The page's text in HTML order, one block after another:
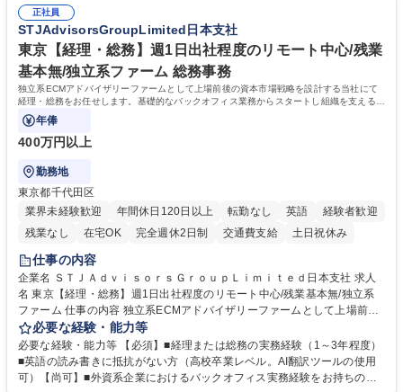
正社員
STJAdvisorsGroupLimited日本支社
東京【経理・総務】週1日出社程度のリモート中心/残業
基本無/独立系ファーム 総務事務
独立系ECMアドバイザリーファームとして上場前後の資本市場戦略を設計する当社にて
経理・総務をお任せします。基礎的なバックオフィス業務からスタートし組織を支える専
任担当として広く活躍できる環境です。
年俸
400万円以上
勤務地
東京都千代田区
業界未経験歓迎
年間休日120日以上 転勤なし 英語
経験者歓迎
残業なし
在宅OK 完全週休2日制 交通費支給 土日祝休み
仕事の内容
企業名 ＳＴＪＡｄｖｉｓｏｒｓＧｒｏｕｐＬｉｍｉｔｅｄ日本支社 求人
名 東京【経理・総務】週1日出社程度のリモート中心/残業基本無/独立系
ファーム 仕事の内容 独立系ECMアドバイザリーファームとして上場前後
の資本市場戦略を設計する当社にて経理・総務をお任せします。基礎的な
バックオフィス業務からスタートし組織を支える専任担当として広く活躍
できる環境です。 ■日常経理、月次および年次決算サポート業務 ■本国
（グローバル）との英文メール対応（AI翻訳ツール等を使用しての対応で
必要な経験・能力等
必要な経験・能力等 【必須】■経理または総務の実務経験（1～3年程度）
■英語の読み書きに抵抗がない方（高校卒業レベル。AI翻訳ツールの使用
可）【尚可】■外資系企業におけるバックオフィス実務経験をお持ちの方